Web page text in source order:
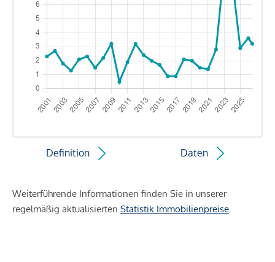
Definition Daten
Weiterführende Informationen finden Sie in unserer
regelmäßig aktualisierten Statistik Immobilienpreise